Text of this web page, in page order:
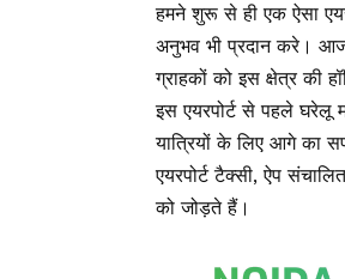
हमने शुरू से ही एक ऐसा
अनुभव भी प्रदान करे।
ग्राहकों को इस क्षेत्र की
इस एयरपोर्ट से पहले घरेलू
यात्रियों के लिए आगे का
एयरपोर्ट टैक्सी, ऐप
को जोड़ते हैं।